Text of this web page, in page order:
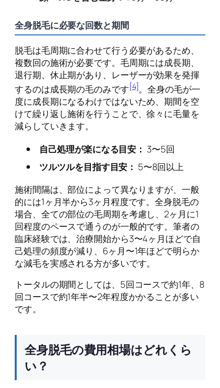
全身脱毛に必要な回数と期間
脱毛は毛周期に合わせて行う必要があるため、
複数回の施術が必要です。毛周期には成長期、
退行期、休止期があり、レーザーが効果を発揮
するのは成長期の毛のみです[4]。全身の毛が一
度に成長期になるわけではないため、期間を空
けて繰り返し施術を行うことで、徐々に毛量を
減らしていきます。
自己処理が楽になる目安： 3〜5回
ツルツルを目指す目安： 5〜8回以上
施術間隔は、部位によって異なりますが、一般
的には1ヶ月半から3ヶ月程度です。全身脱毛の
場合、全ての部位の毛周期を考慮し、2ヶ月に1
回程度のペースで通うのが一般的です。筆者の
臨床経験では、治療開始から3〜4ヶ月ほどで自
己処理の頻度が減り、6ヶ月〜1年ほどで明らか
な減毛を実感される方が多いです。
トータルの期間としては、5回コースで約1年、8
回コースで約1年半〜2年程度かかることが多い
です。
全身脱毛の費用相場はどれくら
い？